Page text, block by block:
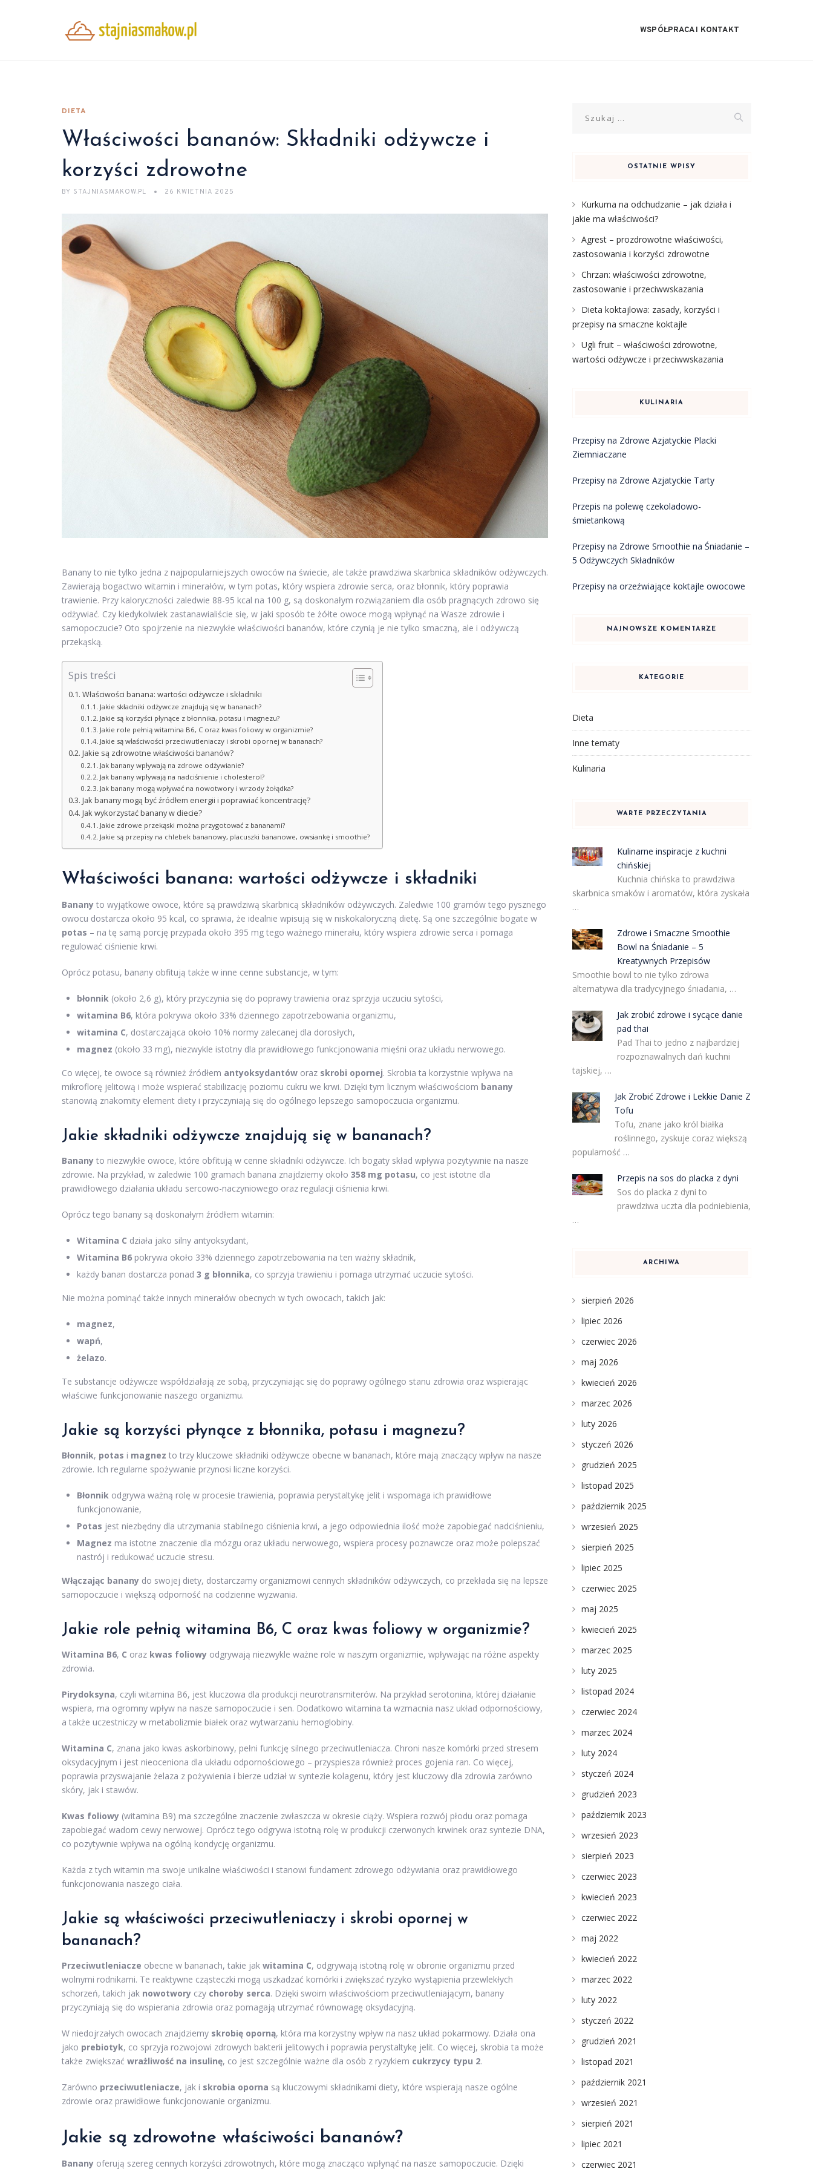
WSPÓŁPRACA I KONTAKT
DIETA
Właściwości bananów: Składniki odżywcze i
korzyści zdrowotne
BY STAJNIASMAKOW.PL 26 KWIETNIA 2025
Banany to nie tylko jedna z najpopularniejszych owoców na świecie, ale także prawdziwa skarbnica składników odżywczych.
Zawierają bogactwo witamin i minerałów, w tym potas, który wspiera zdrowie serca, oraz błonnik, który poprawia
trawienie. Przy kaloryczności zaledwie 88-95 kcal na 100 g, są doskonałym rozwiązaniem dla osób pragnących zdrowo się
odżywiać. Czy kiedykolwiek zastanawialiście się, w jaki sposób te żółte owoce mogą wpłynąć na Wasze zdrowie i
samopoczucie? Oto spojrzenie na niezwykłe właściwości bananów, które czynią je nie tylko smaczną, ale i odżywczą
przekąską.
Spis treści
Właściwości banana: wartości odżywcze i składniki
Jakie składniki odżywcze znajdują się w bananach?
Jakie są korzyści płynące z błonnika, potasu i magnezu?
Jakie role pełnią witamina B6, C oraz kwas foliowy w organizmie?
Jakie są właściwości przeciwutleniaczy i skrobi opornej w bananach?
Jakie są zdrowotne właściwości bananów?
Jak banany wpływają na zdrowe odżywianie?
Jak banany wpływają na nadciśnienie i cholesterol?
Jak banany mogą wpływać na nowotwory i wrzody żołądka?
Jak banany mogą być źródłem energii i poprawiać koncentrację?
Jak wykorzystać banany w diecie?
Jakie zdrowe przekąski można przygotować z bananami?
Jakie są przepisy na chlebek bananowy, placuszki bananowe, owsiankę i smoothie?
Właściwości banana: wartości odżywcze i składniki
Banany to wyjątkowe owoce, które są prawdziwą skarbnicą składników odżywczych. Zaledwie 100 gramów tego pysznego
owocu dostarcza około 95 kcal, co sprawia, że idealnie wpisują się w niskokaloryczną dietę. Są one szczególnie bogate w
potas – na tę samą porcję przypada około 395 mg tego ważnego minerału, który wspiera zdrowie serca i pomaga
regulować ciśnienie krwi.
Oprócz potasu, banany obfitują także w inne cenne substancje, w tym:
błonnik (około 2,6 g), który przyczynia się do poprawy trawienia oraz sprzyja uczuciu sytości,
witamina B6, która pokrywa około 33% dziennego zapotrzebowania organizmu,
witamina C, dostarczająca około 10% normy zalecanej dla dorosłych,
magnez (około 33 mg), niezwykle istotny dla prawidłowego funkcjonowania mięśni oraz układu nerwowego.
Co więcej, te owoce są również źródłem antyoksydantów oraz skrobi opornej. Skrobia ta korzystnie wpływa na
mikroflorę jelitową i może wspierać stabilizację poziomu cukru we krwi. Dzięki tym licznym właściwościom banany
stanowią znakomity element diety i przyczyniają się do ogólnego lepszego samopoczucia organizmu.
Jakie składniki odżywcze znajdują się w bananach?
Banany to niezwykłe owoce, które obfitują w cenne składniki odżywcze. Ich bogaty skład wpływa pozytywnie na nasze
zdrowie. Na przykład, w zaledwie 100 gramach banana znajdziemy około 358 mg potasu, co jest istotne dla
prawidłowego działania układu sercowo-naczyniowego oraz regulacji ciśnienia krwi.
Oprócz tego banany są doskonałym źródłem witamin:
Witamina C działa jako silny antyoksydant,
Witamina B6 pokrywa około 33% dziennego zapotrzebowania na ten ważny składnik,
każdy banan dostarcza ponad 3 g błonnika, co sprzyja trawieniu i pomaga utrzymać uczucie sytości.
Nie można pominąć także innych minerałów obecnych w tych owocach, takich jak:
magnez,
wapń,
żelazo.
Te substancje odżywcze współdziałają ze sobą, przyczyniając się do poprawy ogólnego stanu zdrowia oraz wspierając
właściwe funkcjonowanie naszego organizmu.
Jakie są korzyści płynące z błonnika, potasu i magnezu?
Błonnik, potas i magnez to trzy kluczowe składniki odżywcze obecne w bananach, które mają znaczący wpływ na nasze
zdrowie. Ich regularne spożywanie przynosi liczne korzyści.
Błonnik odgrywa ważną rolę w procesie trawienia, poprawia perystaltykę jelit i wspomaga ich prawidłowe
funkcjonowanie,
Potas jest niezbędny dla utrzymania stabilnego ciśnienia krwi, a jego odpowiednia ilość może zapobiegać nadciśnieniu,
Magnez ma istotne znaczenie dla mózgu oraz układu nerwowego, wspiera procesy poznawcze oraz może polepszać
nastrój i redukować uczucie stresu.
Włączając banany do swojej diety, dostarczamy organizmowi cennych składników odżywczych, co przekłada się na lepsze
samopoczucie i większą odporność na codzienne wyzwania.
Jakie role pełnią witamina B6, C oraz kwas foliowy w organizmie?
Witamina B6, C oraz kwas foliowy odgrywają niezwykle ważne role w naszym organizmie, wpływając na różne aspekty
zdrowia.
Pirydoksyna, czyli witamina B6, jest kluczowa dla produkcji neurotransmiterów. Na przykład serotonina, której działanie
wspiera, ma ogromny wpływ na nasze samopoczucie i sen. Dodatkowo witamina ta wzmacnia nasz układ odpornościowy,
a także uczestniczy w metabolizmie białek oraz wytwarzaniu hemoglobiny.
Witamina C, znana jako kwas askorbinowy, pełni funkcję silnego przeciwutleniacza. Chroni nasze komórki przed stresem
oksydacyjnym i jest nieoceniona dla układu odpornościowego – przyspiesza również proces gojenia ran. Co więcej,
poprawia przyswajanie żelaza z pożywienia i bierze udział w syntezie kolagenu, który jest kluczowy dla zdrowia zarówno
skóry, jak i stawów.
Kwas foliowy (witamina B9) ma szczególne znaczenie zwłaszcza w okresie ciąży. Wspiera rozwój płodu oraz pomaga
zapobiegać wadom cewy nerwowej. Oprócz tego odgrywa istotną rolę w produkcji czerwonych krwinek oraz syntezie DNA,
co pozytywnie wpływa na ogólną kondycję organizmu.
Każda z tych witamin ma swoje unikalne właściwości i stanowi fundament zdrowego odżywiania oraz prawidłowego
funkcjonowania naszego ciała.
Jakie są właściwości przeciwutleniaczy i skrobi opornej w
bananach?
Przeciwutleniacze obecne w bananach, takie jak witamina C, odgrywają istotną rolę w obronie organizmu przed
wolnymi rodnikami. Te reaktywne cząsteczki mogą uszkadzać komórki i zwiększać ryzyko wystąpienia przewlekłych
schorzeń, takich jak nowotwory czy choroby serca. Dzięki swoim właściwościom przeciwutleniającym, banany
przyczyniają się do wspierania zdrowia oraz pomagają utrzymać równowagę oksydacyjną.
W niedojrzałych owocach znajdziemy skrobię oporną, która ma korzystny wpływ na nasz układ pokarmowy. Działa ona
jako prebiotyk, co sprzyja rozwojowi zdrowych bakterii jelitowych i poprawia perystaltykę jelit. Co więcej, skrobia ta może
także zwiększać wrażliwość na insulinę, co jest szczególnie ważne dla osób z ryzykiem cukrzycy typu 2.
Zarówno przeciwutleniacze, jak i skrobia oporna są kluczowymi składnikami diety, które wspierają nasze ogólne
zdrowie oraz prawidłowe funkcjonowanie organizmu.
Jakie są zdrowotne właściwości bananów?
Banany oferują szereg cennych korzyści zdrowotnych, które mogą znacząco wpłynąć na nasze samopoczucie. Dzięki
OSTATNIE WPISY
Kurkuma na odchudzanie – jak działa i
jakie ma właściwości?
Agrest – prozdrowotne właściwości,
zastosowania i korzyści zdrowotne
Chrzan: właściwości zdrowotne,
zastosowanie i przeciwwskazania
Dieta koktajlowa: zasady, korzyści i
przepisy na smaczne koktajle
Ugli fruit – właściwości zdrowotne,
wartości odżywcze i przeciwwskazania
KULINARIA
Przepisy na Zdrowe Azjatyckie Placki
Ziemniaczane
Przepisy na Zdrowe Azjatyckie Tarty
Przepis na polewę czekoladowo-
śmietankową
Przepisy na Zdrowe Smoothie na Śniadanie –
5 Odżywczych Składników
Przepisy na orzeźwiające koktajle owocowe
NAJNOWSZE KOMENTARZE
KATEGORIE
Dieta
Inne tematy
Kulinaria
WARTE PRZECZYTANIA
Kulinarne inspiracje z kuchni
chińskiej
Kuchnia chińska to prawdziwa
skarbnica smaków i aromatów, która zyskała
…
Zdrowe i Smaczne Smoothie
Bowl na Śniadanie – 5
Kreatywnych Przepisów
Smoothie bowl to nie tylko zdrowa
alternatywa dla tradycyjnego śniadania, …
Jak zrobić zdrowe i sycące danie
pad thai
Pad Thai to jedno z najbardziej
rozpoznawalnych dań kuchni
tajskiej, …
Jak Zrobić Zdrowe i Lekkie Danie Z
Tofu
Tofu, znane jako król białka
roślinnego, zyskuje coraz większą
popularność …
Przepis na sos do placka z dyni
Sos do placka z dyni to
prawdziwa uczta dla podniebienia,
…
ARCHIWA
sierpień 2026
lipiec 2026
czerwiec 2026
maj 2026
kwiecień 2026
marzec 2026
luty 2026
styczeń 2026
grudzień 2025
listopad 2025
październik 2025
wrzesień 2025
sierpień 2025
lipiec 2025
czerwiec 2025
maj 2025
kwiecień 2025
marzec 2025
luty 2025
listopad 2024
czerwiec 2024
marzec 2024
luty 2024
styczeń 2024
grudzień 2023
październik 2023
wrzesień 2023
sierpień 2023
czerwiec 2023
kwiecień 2023
czerwiec 2022
maj 2022
kwiecień 2022
marzec 2022
luty 2022
styczeń 2022
grudzień 2021
listopad 2021
październik 2021
wrzesień 2021
sierpień 2021
lipiec 2021
czerwiec 2021